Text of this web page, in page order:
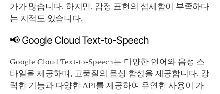
가가 많습니다. 하지만, 감정 표현의 섬세함이 부족하다
는 지적도 있습니다.
📢 Google Cloud Text-to-Speech
Google Cloud Text-to-Speech는 다양한 언어와 음성 스
타일을 제공하며, 고품질의 음성 합성을 제공합니다. 강
력한 기능과 다양한 API를 제공하여 유연한 사용이 가